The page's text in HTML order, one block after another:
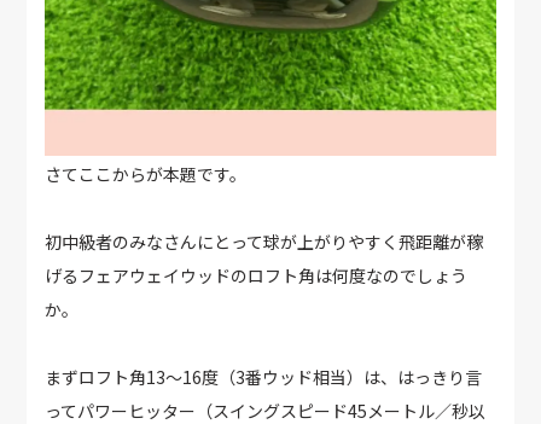
さてここからが本題です。
初中級者のみなさんにとって球が上がりやすく飛距離が稼
げるフェアウェイウッドのロフト角は何度なのでしょう
か。
まずロフト角13～16度（3番ウッド相当）は、はっきり言
ってパワーヒッター（スイングスピード45メートル／秒以